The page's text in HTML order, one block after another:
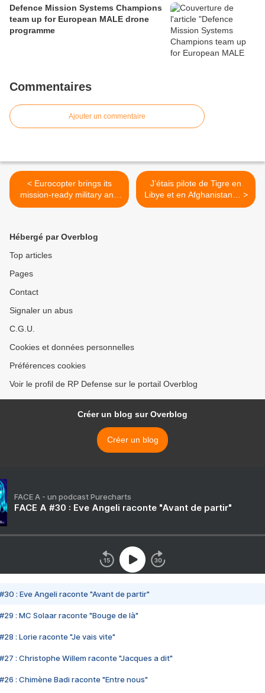
Defence Mission Systems Champions
team up for European MALE drone
programme
Commentaires
Ajouter un commentaire
< Eurocopter brings its
mission-ready military and
civil helicopters To the Aero
J’étais pilote de Tigre en
Libye et en Afghanistan… >
Hébergé par Overblog
Top articles
Pages
Contact
Signaler un abus
C.G.U.
Cookies et données personnelles
Préférences cookies
Voir le profil de RP Defense sur le portail Overblog
Créer un blog sur Overblog
Créer un blog
FACE A - un podcast Purecharts
FACE A #30 : Eve Angeli raconte "Avant de partir"
#30 : Eve Angeli raconte "Avant de partir"
#29 : MC Solaar raconte "Bouge de là"
#28 : Lorie raconte "Je vais vite"
#27 : Christophe Willem raconte "Jacques a dit"
#26 : Chimène Badi raconte "Entre nous"